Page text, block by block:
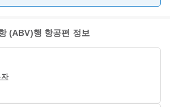
(ABV)행 항공편 정보